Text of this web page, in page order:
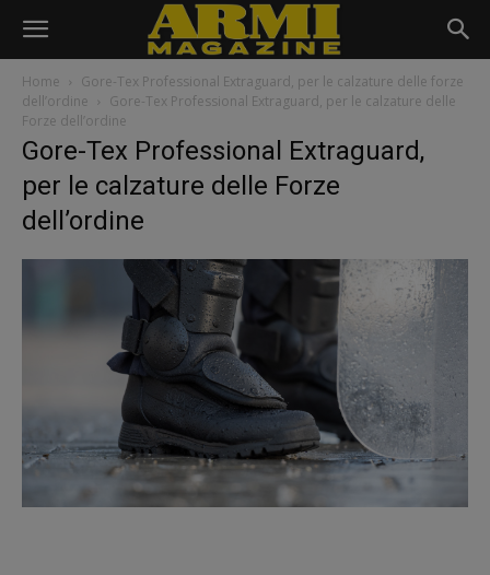
Home
Gore-Tex Professional Extraguard, per le calzature delle forze
dell’ordine
Gore-Tex Professional Extraguard, per le calzature delle
Forze dell’ordine
Gore-Tex Professional Extraguard,
per le calzature delle Forze
dell’ordine